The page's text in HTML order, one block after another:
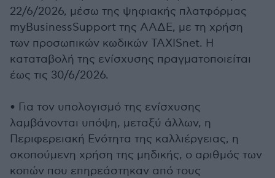
22/6/2026, μέσω της ψηφιακής πλατφόρμας
myBusinessSupport της ΑΑΔΕ, με τη χρήση
των προσωπικών κωδικών TAXISnet. Η
καταταβολή της ενίσχυσης πραγματοποιείται
έως τις 30/6/2026.
• Για τον υπολογισμό της ενίσχυσης
λαμβάνονται υπόψη, μεταξύ άλλων, η
Περιφερειακή Ενότητα της καλλιέργειας, η
σκοπούμενη χρήση της μηδικής, ο αριθμός των
κοπών που επηρεάστηκαν από τους